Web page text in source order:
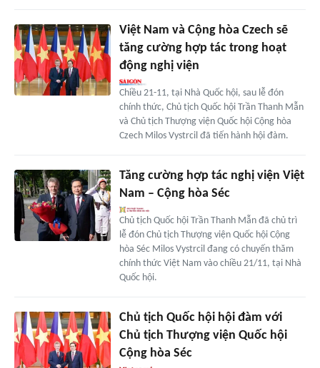
Việt Nam và Cộng hòa Czech sẽ
tăng cường hợp tác trong hoạt
động nghị viện
Chiều 21-11, tại Nhà Quốc hội, sau lễ đón
chính thức, Chủ tịch Quốc hội Trần Thanh Mẫn
và Chủ tịch Thượng viện Quốc hội Cộng hòa
Czech Milos Vystrcil đã tiến hành hội đàm.
Tăng cường hợp tác nghị viện Việt
Nam – Cộng hòa Séc
Chủ tịch Quốc hội Trần Thanh Mẫn đã chủ trì
lễ đón Chủ tịch Thượng viện Quốc hội Cộng
hòa Séc Milos Vystrcil đang có chuyến thăm
chính thức Việt Nam vào chiều 21/11, tại Nhà
Quốc hội.
Chủ tịch Quốc hội hội đàm với
Chủ tịch Thượng viện Quốc hội
Cộng hòa Séc